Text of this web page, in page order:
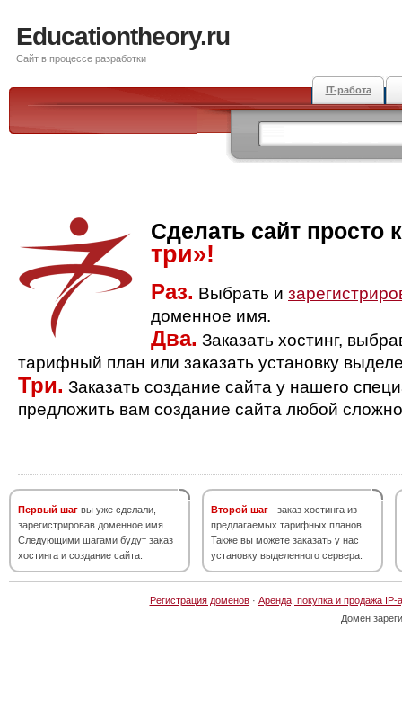
Educationtheory.ru
Сайт в процессе разработки
IT-работа
Сделать сайт просто
три»!
Раз. Выбрать и
доменное имя.
Два. Заказать хостинг,
тарифный план или заказать установку
Три. Заказать создание сайта у нашего
предложить вам создание сайта любой
Первый шаг вы уже сделали,
зарегистрировав доменное имя.
Следующими шагами будут заказ
хостинга и создание сайта.
Второй шаг - заказ хостинга из
предлагаемых тарифных планов.
Также вы можете заказать у нас
установку выделенного сервера.
Регистрация доменов· Аренда, покупка и продажа IP-
Домен